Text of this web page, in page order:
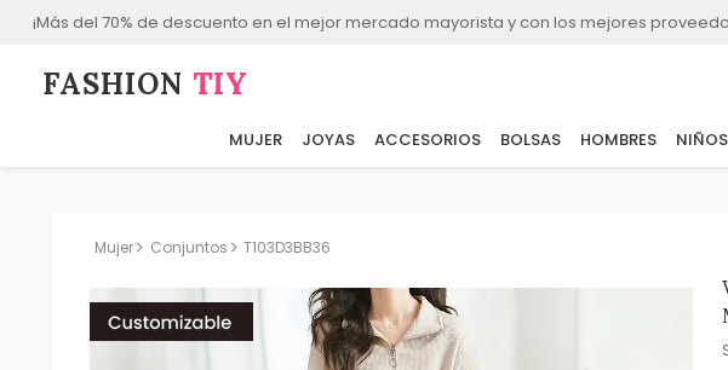
¡Más del 70% de descuento en el mejor mercado mayorista y con los mejores
FASHION⁠ TIY
MUJER JOYAS ACCESORIOS BOLSAS HOMBRES NIÑOS
Mujer Conjuntos T103D3BB36